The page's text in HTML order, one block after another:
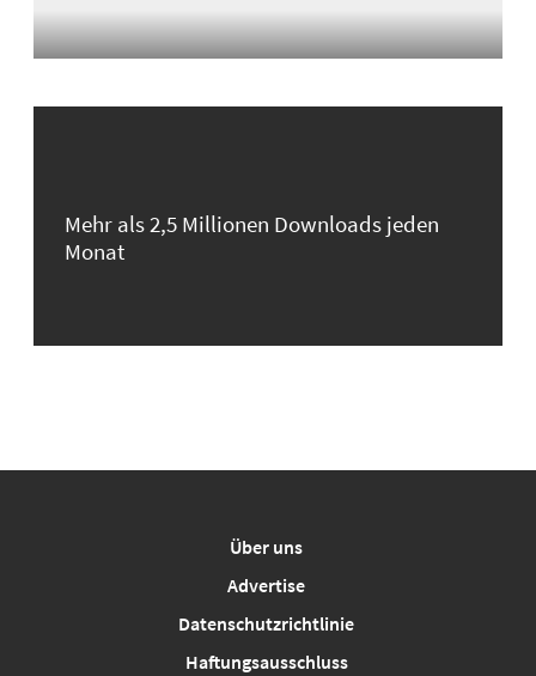
Mehr als 2,5 Millionen Downloads jeden
Monat
Über uns
Advertise
Datenschutzrichtlinie
Haftungsausschluss